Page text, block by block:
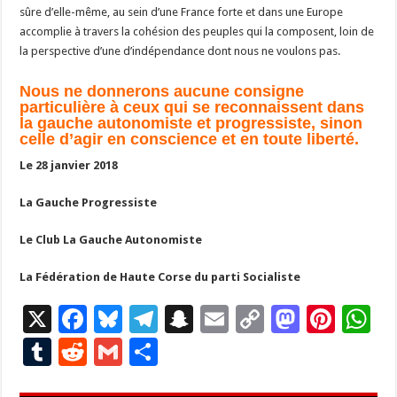
sûre d’elle-même, au sein d’une France forte et dans une Europe
accomplie à travers la cohésion des peuples qui la composent, loin de
la perspective d’une d’indépendance dont nous ne voulons pas.
Nous ne donnerons aucune consigne
particulière à ceux qui se reconnaissent dans
la gauche autonomiste et progressiste, sinon
celle d’agir en conscience et en toute liberté.
Le 28 janvier 2018
La Gauche Progressiste
Le Club La Gauche Autonomiste
La Fédération de Haute Corse du parti Socialiste
X
F
ac
e
Bl
u
es
T
S
E
C
M
Pi
T
R
G